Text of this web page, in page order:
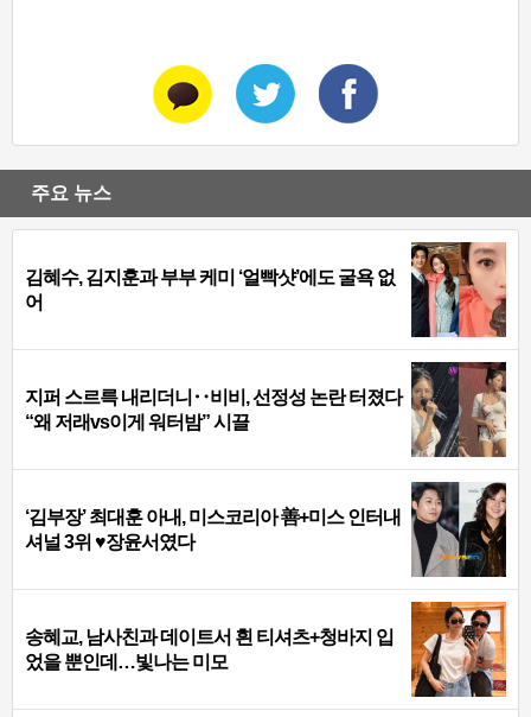
주요 뉴스
김혜수, 김지훈과 부부 케미 ‘얼빡샷’에도 굴욕 없
어
지퍼 스르륵 내리더니‥비비, 선정성 논란 터졌다
“왜 저래vs이게 워터밤” 시끌
‘김부장’ 최대훈 아내, 미스코리아 善+미스 인터내
셔널 3위 ♥장윤서였다
송혜교, 남사친과 데이트서 흰 티셔츠+청바지 입
었을 뿐인데…빛나는 미모